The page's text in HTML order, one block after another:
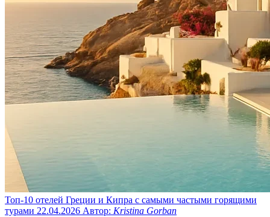
Топ-10 отелей Греции и Кипра с самыми частыми горящими
турами 22.04.2026 Автор: Kristina Gorban